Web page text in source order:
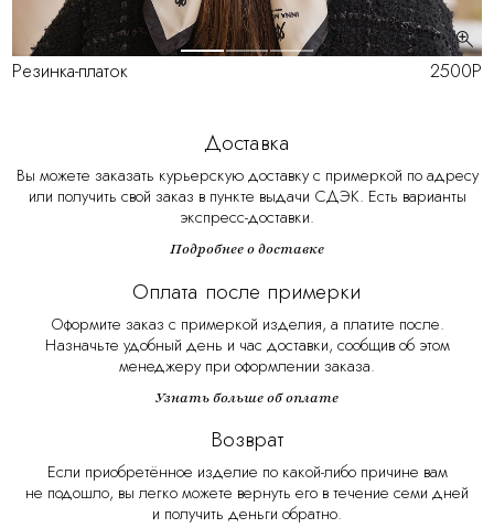
Резинка-платок 2500Р
Доставка
Вы можете заказать курьерскую доставку с примеркой по адресу
или получить свой заказ в пункте выдачи СДЭК. Есть варианты
экспресс-доставки.
Подробнее о доставке
Оплата после примерки
Оформите заказ с примеркой изделия, а платите после.
Назначьте удобный день и час доставки, сообщив об этом
менеджеру при оформлении заказа.
Узнать больше об оплате
Возврат
Если приобретённое изделие по какой-либо причине вам
не подошло, вы легко можете вернуть его в течение семи дней
и получить деньги обратно.